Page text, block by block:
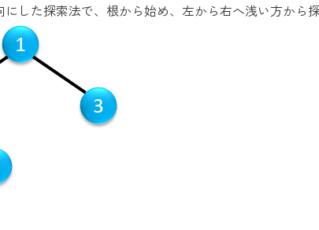
した探索法で、根から始め、左から右へ浅い方から探